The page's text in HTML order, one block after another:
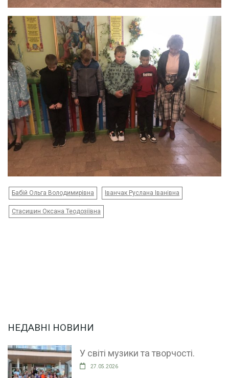
Бабій Ольга Володимирівна Іванчак Руслана Іванівна
Стасишин Оксана Теодозіївна
НЕДАВНІ НОВИНИ
У світі музики та творчості.
27.05.2026